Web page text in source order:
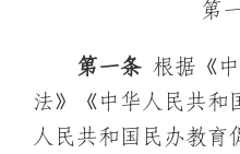
第
第一条 根据《
法》《中华人民共和
人民共和国民办教育